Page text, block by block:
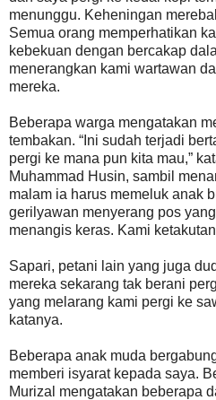
menunggu. Keheningan
Semua orang memperhatikan
kebekuan dengan bercakap
menerangkan kami wartawan
mereka.
Beberapa warga mengatakan
tembakan. “Ini sudah terjadi
pergi ke mana pun kita mau,”
Muhammad Husin, sambil
malam ia harus memeluk anak
gerilyawan menyerang pos
menangis keras. Kami
Sapari, petani lain yang juga
mereka sekarang tak berani
yang melarang kami pergi ke
katanya.
Beberapa anak muda
memberi isyarat kepada saya.
Murizal mengatakan beberapa